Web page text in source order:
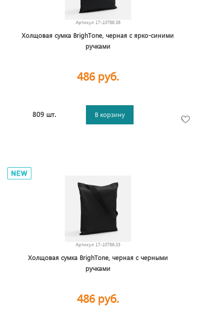
Артикул 17-10766.38
Холщовая сумка BrighTone, черная с ярко-синими
ручками
486 руб.
809 шт. В корзину
Артикул 17-10766.33
Холщовая сумка BrighTone, черная с черными
ручками
486 руб.